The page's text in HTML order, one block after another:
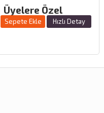
Üyelere Özel
Sepete Ekle Hızlı Detay